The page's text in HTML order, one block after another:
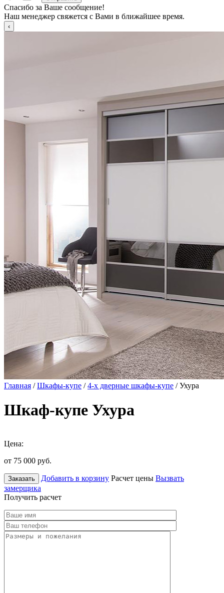
Спасибо за Ваше сообщение!
Наш менеджер свяжется с Вами в ближайшее время.
Главная /Шкафы-купе /4-х дверные шкафы-купе / Ухура
Шкаф-купе Ухура
Цена:
от 75 000 руб.
Заказать Добавить в корзину Расчет цены Вызвать
замерщика
Получить расчет